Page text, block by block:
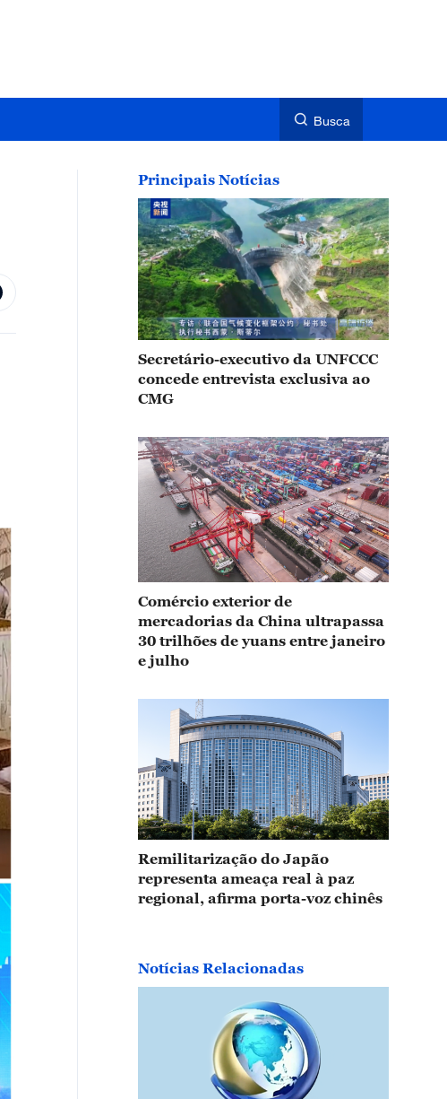
Busca
Principais Notícias
Secretário-executivo da UNFCCC
concede entrevista exclusiva ao
CMG
Comércio exterior de
mercadorias da China ultrapassa
30 trilhões de yuans entre janeiro
e julho
Remilitarização do Japão
representa ameaça real à paz
regional, afirma porta-voz chinês
Notícias Relacionadas